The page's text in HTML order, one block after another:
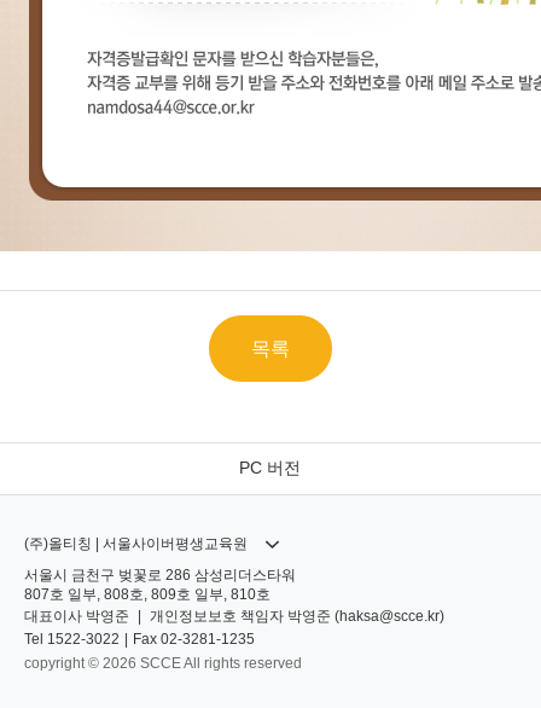
목록
PC 버전
(주)올티칭 | 서울사이버평생교육원
서울시 금천구 벚꽃로 286 삼성리더스타워
807호 일부, 808호, 809호 일부, 810호
대표이사 박영준 개인정보보호 책임자 박영준 (haksa@scce.kr)
Tel 1522-3022 Fax 02-3281-1235
copyright © 2026 SCCE All rights reserved